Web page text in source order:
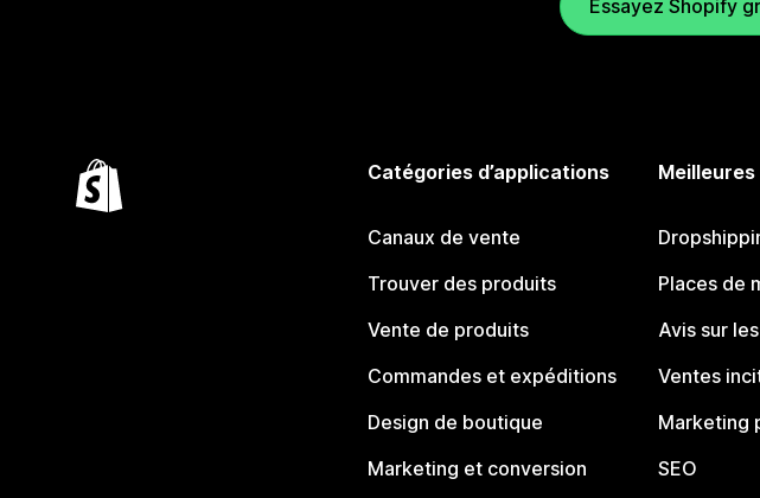
Essayez Shopify
Catégories d’applications
Canaux de vente
Trouver des produits
Vente de produits
Commandes et expéditions
Design de boutique
Marketing et conversion
Places de
Avis sur
Ventes
Marketing
SEO